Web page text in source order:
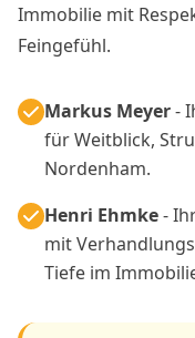
Immobilie mit
Feingefühl.
Markus Meyer-
für Weitblick,
Nordenham.
Henri Ehmke-
mit
Tiefe im